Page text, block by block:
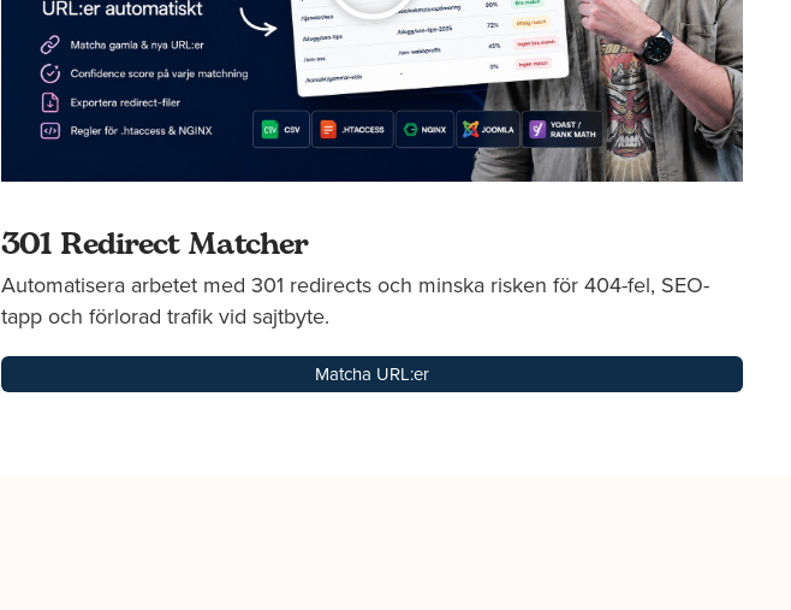
301 Redirect Matcher
Automatisera arbetet med 301 redirects och minska risken för 404-fel, SEO-
tapp och förlorad trafik vid sajtbyte.
Matcha URL:er